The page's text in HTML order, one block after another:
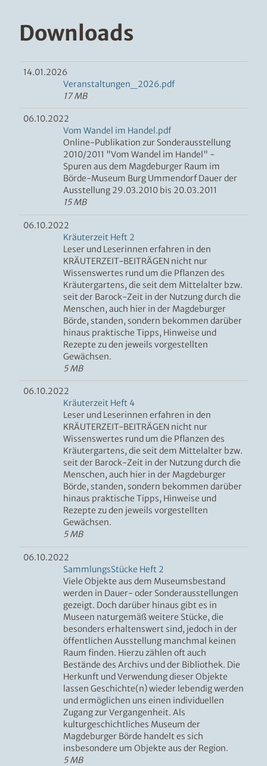
n
Downloads
14.01.2026
Veranstaltungen_2026.pdf
17 MB
06.10.2022
Vom Wandel im Handel.pdf
Online-Publikation zur Sonderausstellung
2010/2011 "Vom Wandel im Handel" -
Spuren aus dem Magdeburger Raum im
Börde-Museum Burg Ummendorf Dauer der
Ausstellung 29.03.2010 bis 20.03.2011
15 MB
06.10.2022
Kräuterzeit Heft 2
Leser und Leserinnen erfahren in den
KRÄUTERZEIT-BEITRÄGEN nicht nur
Wissenswertes rund um die Pflanzen des
Kräutergartens, die seit dem Mittelalter bzw.
seit der Barock-Zeit in der Nutzung durch die
Menschen, auch hier in der Magdeburger
Börde, standen, sondern bekommen darüber
hinaus praktische Tipps, Hinweise und
Rezepte zu den jeweils vorgestellten
Gewächsen.
5 MB
06.10.2022
Kräuterzeit Heft 4
Leser und Leserinnen erfahren in den
KRÄUTERZEIT-BEITRÄGEN nicht nur
Wissenswertes rund um die Pflanzen des
Kräutergartens, die seit dem Mittelalter bzw.
seit der Barock-Zeit in der Nutzung durch die
Menschen, auch hier in der Magdeburger
Börde, standen, sondern bekommen darüber
hinaus praktische Tipps, Hinweise und
Rezepte zu den jeweils vorgestellten
Gewächsen.
5 MB
06.10.2022
SammlungsStücke Heft 2
Viele Objekte aus dem Museumsbestand
werden in Dauer- oder Sonderausstellungen
gezeigt. Doch darüber hinaus gibt es in
Museen naturgemäß weitere Stücke, die
besonders erhaltenswert sind, jedoch in der
öffentlichen Ausstellung manchmal keinen
Raum finden. Hierzu zählen oft auch
Bestände des Archivs und der Bibliothek. Die
Herkunft und Verwendung dieser Objekte
lassen Geschichte(n) wieder lebendig werden
und ermöglichen uns einen individuellen
Zugang zur Vergangenheit. Als
kulturgeschichtliches Museum der
Magdeburger Börde handelt es sich
insbesondere um Objekte aus der Region.
5 MB